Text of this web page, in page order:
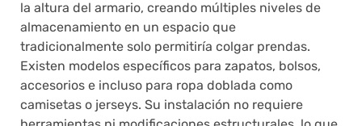
la altura del armario, creando múltiples niveles de
almacenamiento en un espacio que
tradicionalmente solo permitiría colgar prendas.
Existen modelos específicos para zapatos, bolsos,
accesorios e incluso para ropa doblada como
camisetas o jerseys. Su instalación no requiere